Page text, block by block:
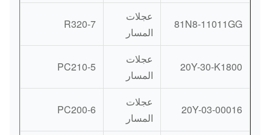
81N8-11011GG
عجلات
المسار
R320-7
20Y-30-K1800
عجلات
المسار
PC210-5
20Y-03-00016
عجلات
المسار
PC200-6